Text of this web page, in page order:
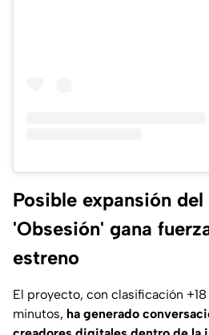
Posible expansión
'Obsesión' gana
estreno
El proyecto, con clasificación
minutos, ha generado